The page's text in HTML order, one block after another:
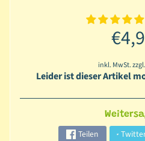
l
inkl. MwSt.
Leider ist dieser Artikel
Teilen